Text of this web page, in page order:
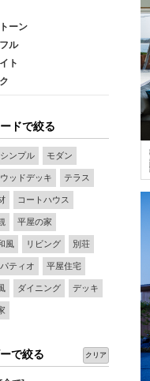
ーン
ル
ト
ドで絞る
シンプル モダン
ウッドデッキ テラス
コートハウス
平屋の家
風 リビング 別荘
パティオ 平屋住宅
ダイニング デッキ
で絞る クリア